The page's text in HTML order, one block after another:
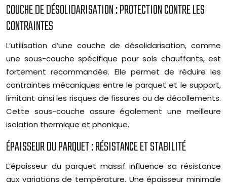
COUCHE DE DÉSOLIDARISATION : PROTECTION CONTRE LES
CONTRAINTES
L’utilisation d’une couche de désolidarisation, comme
une sous-couche spécifique pour sols chauffants, est
fortement recommandée. Elle permet de réduire les
contraintes mécaniques entre le parquet et le support,
limitant ainsi les risques de fissures ou de décollements.
Cette sous-couche assure également une meilleure
isolation thermique et phonique.
ÉPAISSEUR DU PARQUET : RÉSISTANCE ET STABILITÉ
L’épaisseur du parquet massif influence sa résistance
aux variations de température. Une épaisseur minimale